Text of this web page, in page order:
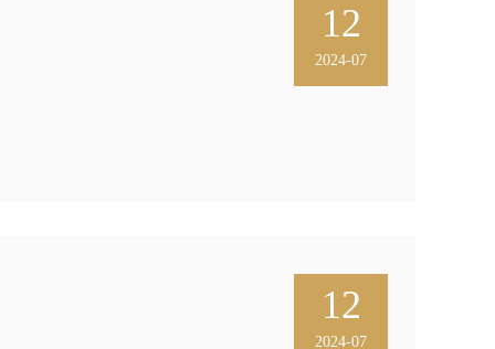
12
2024-07
12
2024-07